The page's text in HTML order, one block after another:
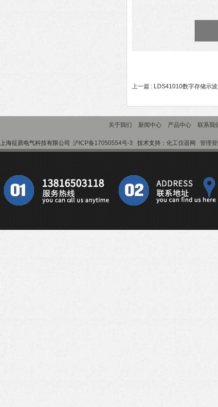
上一篇 : LDS41010数字存储示
关于我们 新闻中心 产品中心 联系我
上海征原电气科技有限公司 沪ICP备17050554号-3 技术支持： 化工仪器网 管理